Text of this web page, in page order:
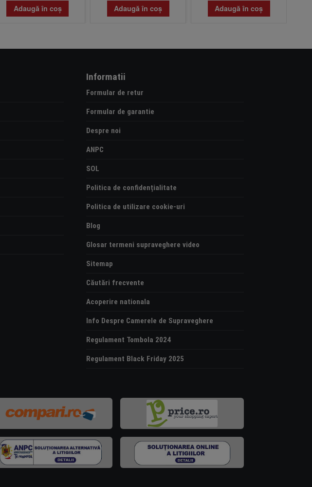
Adaugă în coș Adaugă în coș Adaugă în coș
Informatii
Formular de retur
Formular de garantie
Despre noi
ANPC
SOL
Politica de confidențialitate
Politica de utilizare cookie-uri
Blog
Glosar termeni supraveghere video
Sitemap
Căutări frecvente
Acoperire nationala
Info Despre Camerele de Supraveghere
Regulament Tombola 2024
Regulament Black Friday 2025